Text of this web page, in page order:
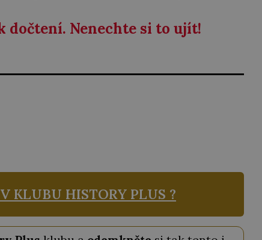
dočtení. Nenechte si to ujít!
KLUBU HISTORY PLUS ?